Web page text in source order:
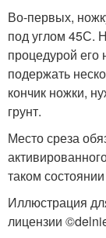
Во-первых,
под углом 45С.
процедурой его
подержать
кончик ножки,
грунт.
Место среза
таком
Иллюстрация
лицензии